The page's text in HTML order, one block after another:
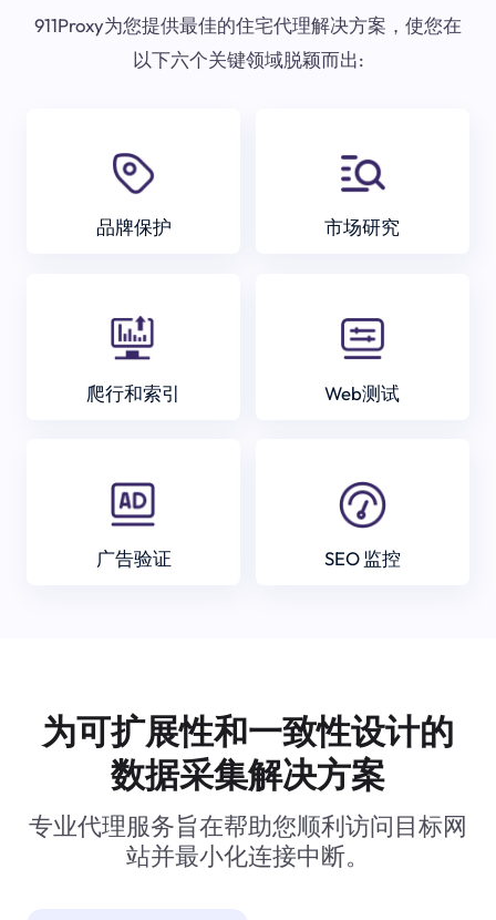
911Proxy为您提供最佳的住宅代理解决方案，使您在
以下六个关键领域脱颖而出:
品牌保护 市场研究
爬行和索引 Web测试
广告验证 SEO 监控
为可扩展性和一致性设计的
数据采集解决方案
专业代理服务旨在帮助您顺利访问目标网
站并最小化连接中断。